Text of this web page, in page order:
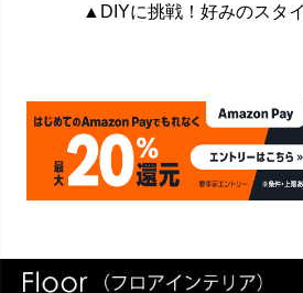
▲DIYに挑戦！好みのスタ